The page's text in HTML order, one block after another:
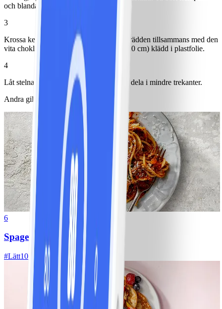
och blanda tills chokladen smält.
3
Krossa kexen och blanda ner i chokladgrädden tillsammans med den
vita chokladen. Häll upp i en form (15x20 cm) klädd i plastfolie.
4
Låt stelna i kylen, ta bort plastfolien och dela i mindre trekanter.
Andra gillade också
6
Spagetti med köttfärssås
#Lätt10 MIN